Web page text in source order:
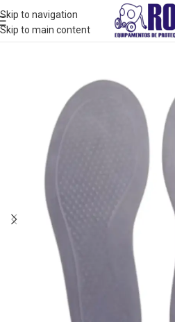
Skip to navigation
Skip to main content